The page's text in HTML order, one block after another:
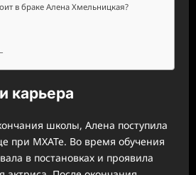
в браке Алена Хмельницкая?
карьера
школы, Алена поступила
при МХАТе. Во время обучения
в постановках и проявила